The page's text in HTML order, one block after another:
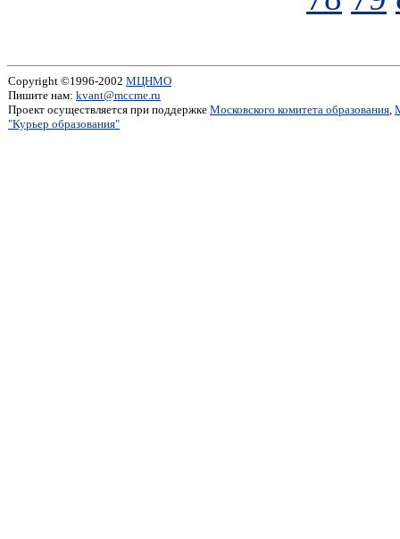
Copyright ©1996-2002 МЦНМО
Пишите нам: kvant@mccme.ru
Проект осуществляется при поддержке Московского комитета образования,
"Курьер образования"